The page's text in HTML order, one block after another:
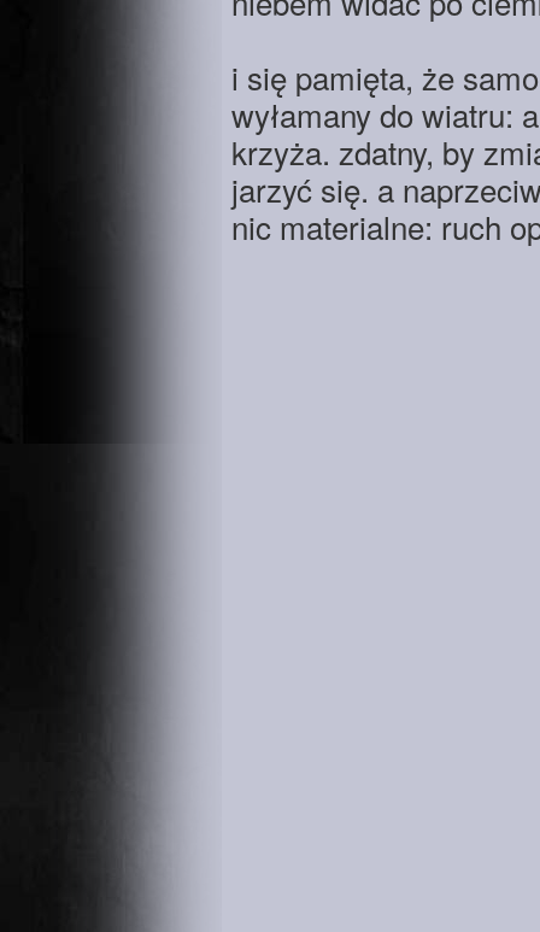
i się pamięta, że
wyłamany do wiatru:
krzyża. zdatny, by
jarzyć się. a
nic materialne: ruch